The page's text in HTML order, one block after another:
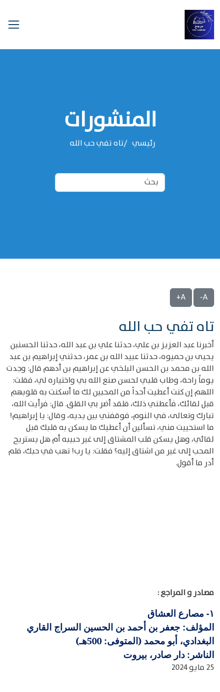
المنشورات
رئيسي تاه تفي حب الله
A-
A+
تاه تفي حب الله
أخبرنا عبد العزيز بن علي، حدثنا علي بن عبد الله، حدثنا الحسنبن
يحيى بن حميوه، حدثنا عبيد الله بن عمر، حدثني إبراهيم بن عبد
الله بن محمد بن الحسن البلخي عن إبراهيم بن أدهم قال: وجدت
يوماً راحة، وطاب قلبي لحسن صنع الله بي واختياره لي، فقلت:
اللهم إن كنت أعطيت أحداً من المحبين لك ما أسكنت به قلوبهم
قبل لقائك، فأعطني ذلك، فلقد أضر بي القلق. قال: فرأيت الله،
تبارك وتعالى، في النوم، فوقفني بين يديه، وقال: يا إبراهيم!
ما استحييت مني، تسألين أن أعطيك ما يسكن به قلبك قبل
لقائي، وهل يسكن قلب المشتاق إلى غير حبيبه أم هل يستريح
المحب إلى غير من اشتاق إليه؟ فقلت: يا رب! تهب في حبك، فلم
أدر ما أقول.
مصادر و المراجع :
١-
مصارع العشاق
المؤلف: جعفر بن أحمد بن الحسين السراج القاري
البغدادي، أبو محمد (المتوفى: 500هـ)
الناشر: دار صادر، بيروت
25 مايو 2024